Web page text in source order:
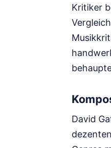
Kritiker
David